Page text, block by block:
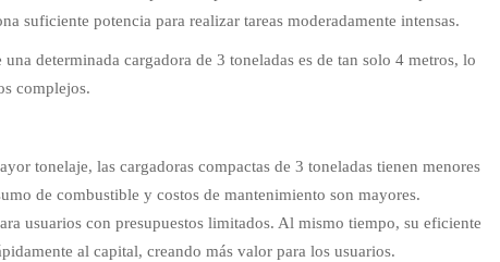
suficiente potencia para realizar tareas moderadamente intensas.
determinada cargadora de 3 toneladas es de tan solo 4 metros, lo
complejos.
tonelaje, las cargadoras compactas de 3 toneladas tienen menores
de combustible y costos de mantenimiento son mayores.
usuarios con presupuestos limitados. Al mismo tiempo, su eficiente
al capital, creando más valor para los usuarios.